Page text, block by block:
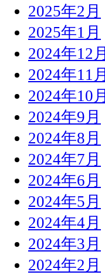
2025年2月
2025年1月
2024年12月
2024年11月
2024年10月
2024年9月
2024年8月
2024年7月
2024年6月
2024年5月
2024年4月
2024年3月
2024年2月